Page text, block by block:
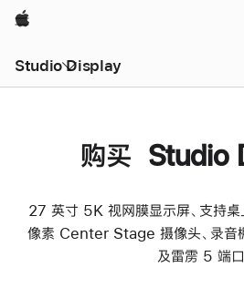
Apple
Studio Display
购买 Studio
27 英寸 5K 视网膜显示屏、支持
像素 Center Stage 摄像头、录音
及雷雳 5 端口